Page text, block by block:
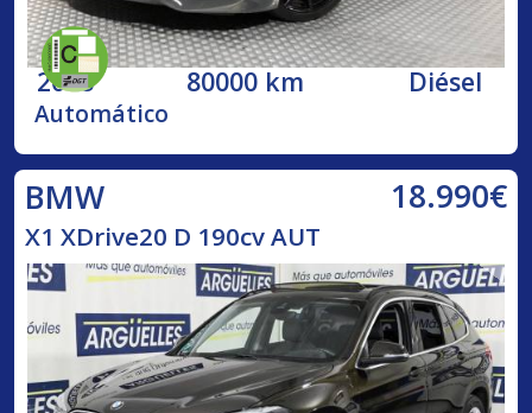
2018 80000 km Diésel
Automático
BMW 18.990€
X1 XDrive20 D 190cv AUT